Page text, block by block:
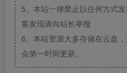
5、本站一律禁止以任何方式
客发现请向站长举报
6、本站资源大多存储在云盘
会第一时间更新。